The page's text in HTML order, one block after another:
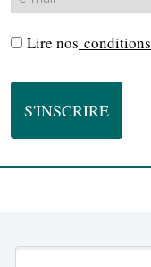
Lire nos conditions